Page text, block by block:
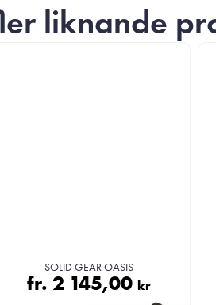
liknande
SOLID GEAR OASIS
fr. 2 145,00 kr